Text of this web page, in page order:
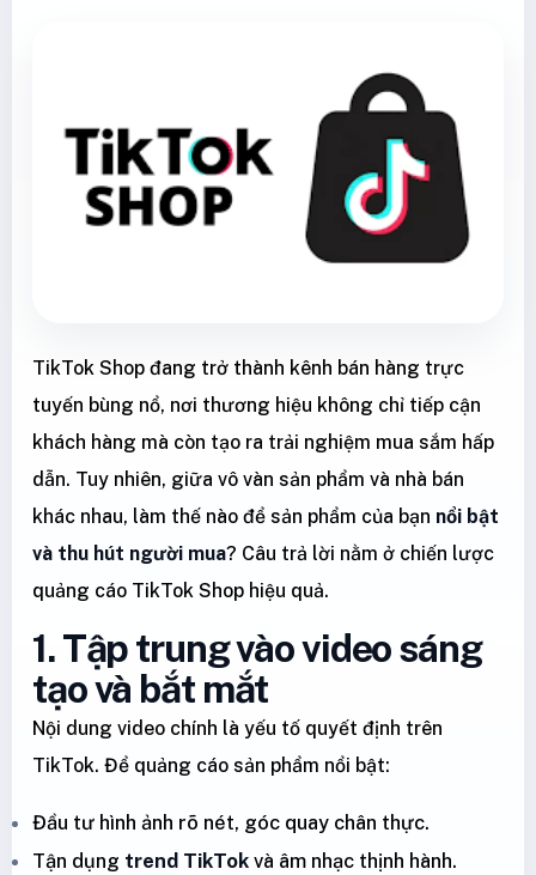
TikTok Shop đang trở thành kênh bán hàng trực
tuyến bùng nổ, nơi thương hiệu không chỉ tiếp cận
khách hàng mà còn tạo ra trải nghiệm mua sắm hấp
dẫn. Tuy nhiên, giữa vô vàn sản phẩm và nhà bán
khác nhau, làm thế nào để sản phẩm của bạn nổi bật
và thu hút người mua? Câu trả lời nằm ở chiến lược
quảng cáo TikTok Shop hiệu quả.
1. Tập trung vào video sáng
tạo và bắt mắt
Nội dung video chính là yếu tố quyết định trên
TikTok. Để quảng cáo sản phẩm nổi bật:
Đầu tư hình ảnh rõ nét, góc quay chân thực.
Tận dụng trend TikTok và âm nhạc thịnh hành.